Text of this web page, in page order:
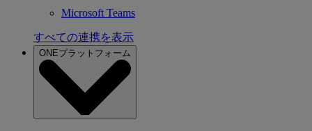
Microsoft Teams
すべての連携を表示
ONEプラットフォーム